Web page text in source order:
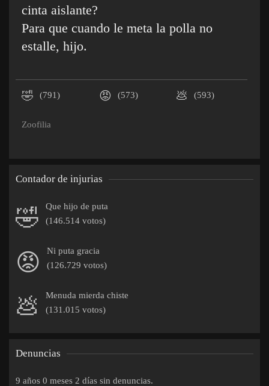
cinta aislante?
Para que cuando le meta la polla no
estalle, hijo.
🤣 (791) 😡 (573) 💩 (593)
Zoofilia
Contador de injurias
🤣
Que hijo de puta
(146.514 votos)
😡
Ni puta gracia
(126.729 votos)
💩
Menuda mierda chiste
(131.015 votos)
Denuncias
9 años 0 meses 2 días sin denuncias.